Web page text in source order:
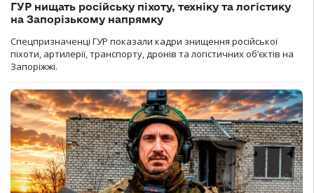
ГУР нищать російську піхоту, техніку та логістику
на Запорізькому напрямку
Спецпризначенці ГУР показали кадри знищення російської
піхоти, артилерії, транспорту, дронів та логістичних об’єктів на
Запоріжжі.